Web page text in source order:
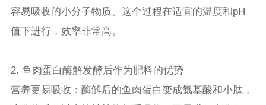
容易吸收的小分子物质。这个过程在适宜的温度和pH
值下进行，效率非常高。
2. 鱼肉蛋白酶解发酵后作为肥料的优势
营养更易吸收：酶解后的鱼肉蛋白变成氨基酸和小肽，